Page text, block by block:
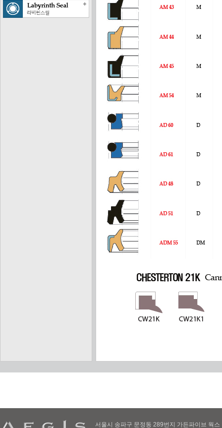
서울시 송파구 문정동 289번지 가든파이브 웍